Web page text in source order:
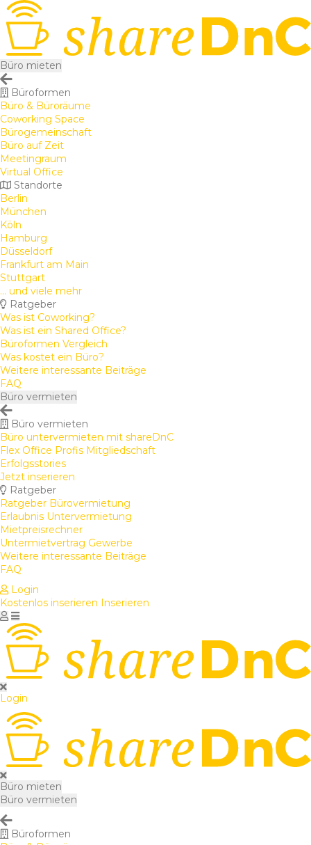
Büro mieten
Büroformen
Büro & Büroräume
Coworking Space
Bürogemeinschaft
Büro auf Zeit
Meetingraum
Virtual Office
Standorte
Berlin
München
Köln
Hamburg
Düsseldorf
Frankfurt am Main
Stuttgart
... und viele mehr
Ratgeber
Was ist Coworking?
Was ist ein Shared Office?
Büroformen Vergleich
Was kostet ein Büro?
Weitere interessante Beiträge
FAQ
Büro vermieten
Büro vermieten
Büro untervermieten mit shareDnC
Flex Office Profis Mitgliedschaft
Erfolgsstories
Jetzt inserieren
Ratgeber
Ratgeber Bürovermietung
Erlaubnis Untervermietung
Mietpreisrechner
Untermietvertrag Gewerbe
Weitere interessante Beiträge
FAQ
Login
Kostenlos inserieren Inserieren
Login
Büro mieten
Büro vermieten
Büroformen